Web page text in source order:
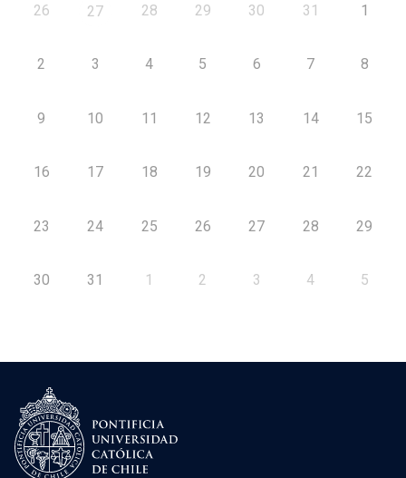
26 27 28 29 30 31 1
2 3 4 5 6 7 8
9 10 11 12 13 14 15
16 17 18 19 20 21 22
23 24 25 26 27 28 29
30 31 1 2 3 4 5